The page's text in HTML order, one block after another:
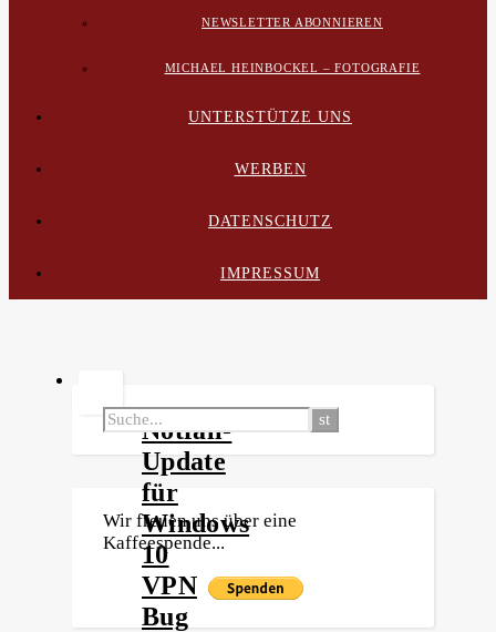
NEWSLETTER ABONNIEREN
MICHAEL HEINBOCKEL – FOTOGRAFIE
UNTERSTÜTZE UNS
WERBEN
DATENSCHUTZ
IMPRESSUM
Notfall-
Update
für
Windows
10
VPN
Bug
Wir freuen uns über eine
Kaffeespende...